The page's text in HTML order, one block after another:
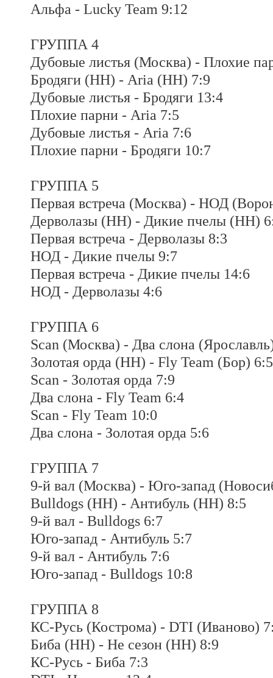
Альфа - Lucky Team 9:12
ГРУППА 4
Дубовые листья (Москва) - Плохие
Бродяги (НН) - Aria (НН) 7:9
Дубовые листья - Бродяги 13:4
Плохие парни - Aria 7:5
Дубовые листья - Aria 7:6
Плохие парни - Бродяги 10:7
ГРУППА 5
Первая встреча (Москва) - НОД
Дерволазы (НН) - Дикие пчелы (НН)
Первая встреча - Дерволазы 8:3
НОД - Дикие пчелы 9:7
Первая встреча - Дикие пчелы 14:6
НОД - Дерволазы 4:6
ГРУППА 6
Scan (Москва) - Два слона
Золотая орда (НН) - Fly Team (Бор) 6:5
Scan - Золотая орда 7:9
Два слона - Fly Team 6:4
Scan - Fly Team 10:0
Два слона - Золотая орда 5:6
ГРУППА 7
9-й вал (Москва) - Юго-запад
Bulldogs (НН) - Антибуль (НН) 8:5
9-й вал - Bulldogs 6:7
Юго-запад - Антибуль 5:7
9-й вал - Антибуль 7:6
Юго-запад - Bulldogs 10:8
ГРУППА 8
КС-Русь (Кострома) - DTI (Иваново)
Биба (НН) - Не сезон (НН) 8:9
КС-Русь - Биба 7:3